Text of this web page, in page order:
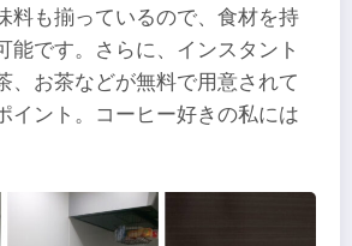
料も揃っているので、食材を持
能です。さらに、インスタント
、お茶などが無料で用意されて
イント。コーヒー好きの私には